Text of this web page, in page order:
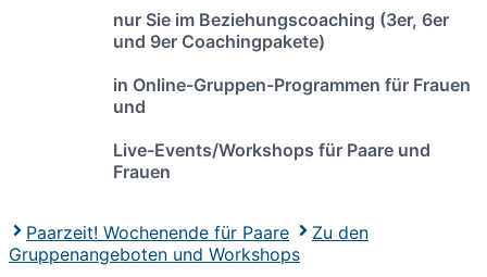
nur Sie im Beziehungscoaching (3er, 6er
und 9er Coachingpakete)
in Online-Gruppen-Programmen für Frauen
und
Live-Events/Workshops für Paare und
Frauen
Paarzeit! Wochenende für Paare
Zu den
Gruppenangeboten und Workshops